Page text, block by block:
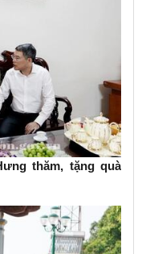
thăm, tặng quà